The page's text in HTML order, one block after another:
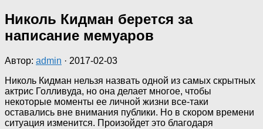
Николь Кидман берется за
написание мемуаров
Автор: admin · 2017-02-03
Николь Кидман нельзя назвать одной из самых скрытных
актрис Голливуда, но она делает многое, чтобы
некоторые моменты ее личной жизни все-таки
оставались вне внимания публики. Но в скором времени
ситуация изменится. Произойдет это благодаря